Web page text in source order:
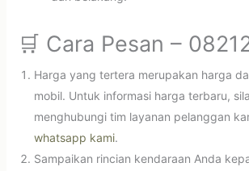
🛒 Cara Pesan –
Harga yang tertera merupakan harga
mobil. Untuk informasi harga terbaru,
menghubungi tim layanan pelanggan
whatsapp kami.
Sampaikan rincian kendaraan Anda